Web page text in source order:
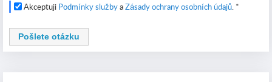
Akceptuji Podmínky službyaZásady ochrany osobních údajů *
Pošlete otázku